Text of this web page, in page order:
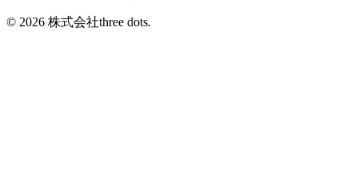
© 2026 株式会社three dots.